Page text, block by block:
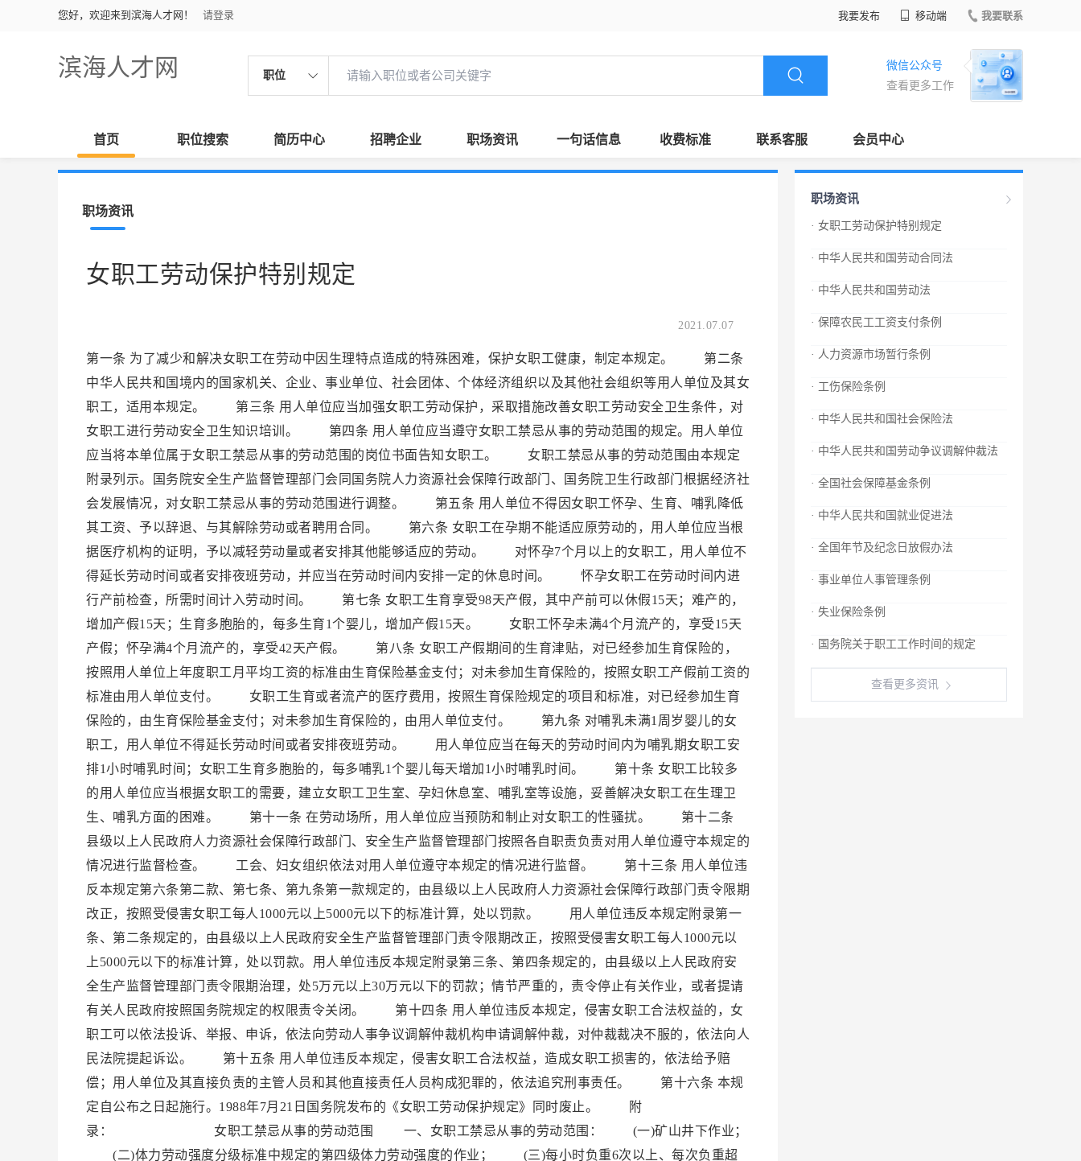
您好，欢迎来到滨海人才网！ 请登录 我要发布 移动端 我要联系
滨海人才网 职位
微信公众号
查看更多工作
首页 职位搜索 简历中心 招聘企业 职场资讯 一句话信息 收费标准 联系客服 会员中心
职场资讯
女职工劳动保护特别规定
2021.07.07
第一条 为了减少和解决女职工在劳动中因生理特点造成的特殊困难，保护女职工健康，制定本规定。 第二条
中华人民共和国境内的国家机关、企业、事业单位、社会团体、个体经济组织以及其他社会组织等用人单位及其女
职工，适用本规定。 第三条 用人单位应当加强女职工劳动保护，采取措施改善女职工劳动安全卫生条件，对
女职工进行劳动安全卫生知识培训。 第四条 用人单位应当遵守女职工禁忌从事的劳动范围的规定。用人单位
应当将本单位属于女职工禁忌从事的劳动范围的岗位书面告知女职工。 女职工禁忌从事的劳动范围由本规定
附录列示。国务院安全生产监督管理部门会同国务院人力资源社会保障行政部门、国务院卫生行政部门根据经济社
会发展情况，对女职工禁忌从事的劳动范围进行调整。 第五条 用人单位不得因女职工怀孕、生育、哺乳降低
其工资、予以辞退、与其解除劳动或者聘用合同。 第六条 女职工在孕期不能适应原劳动的，用人单位应当根
据医疗机构的证明，予以减轻劳动量或者安排其他能够适应的劳动。 对怀孕7个月以上的女职工，用人单位不
得延长劳动时间或者安排夜班劳动，并应当在劳动时间内安排一定的休息时间。 怀孕女职工在劳动时间内进
行产前检查，所需时间计入劳动时间。 第七条 女职工生育享受98天产假，其中产前可以休假15天；难产的，
增加产假15天；生育多胞胎的，每多生育1个婴儿，增加产假15天。 女职工怀孕未满4个月流产的，享受15天
产假；怀孕满4个月流产的，享受42天产假。 第八条 女职工产假期间的生育津贴，对已经参加生育保险的，
按照用人单位上年度职工月平均工资的标准由生育保险基金支付；对未参加生育保险的，按照女职工产假前工资的
标准由用人单位支付。 女职工生育或者流产的医疗费用，按照生育保险规定的项目和标准，对已经参加生育
保险的，由生育保险基金支付；对未参加生育保险的，由用人单位支付。 第九条 对哺乳未满1周岁婴儿的女
职工，用人单位不得延长劳动时间或者安排夜班劳动。 用人单位应当在每天的劳动时间内为哺乳期女职工安
排1小时哺乳时间；女职工生育多胞胎的，每多哺乳1个婴儿每天增加1小时哺乳时间。 第十条 女职工比较多
的用人单位应当根据女职工的需要，建立女职工卫生室、孕妇休息室、哺乳室等设施，妥善解决女职工在生理卫
生、哺乳方面的困难。 第十一条 在劳动场所，用人单位应当预防和制止对女职工的性骚扰。 第十二条
县级以上人民政府人力资源社会保障行政部门、安全生产监督管理部门按照各自职责负责对用人单位遵守本规定的
情况进行监督检查。 工会、妇女组织依法对用人单位遵守本规定的情况进行监督。 第十三条 用人单位违
反本规定第六条第二款、第七条、第九条第一款规定的，由县级以上人民政府人力资源社会保障行政部门责令限期
改正，按照受侵害女职工每人1000元以上5000元以下的标准计算，处以罚款。 用人单位违反本规定附录第一
条、第二条规定的，由县级以上人民政府安全生产监督管理部门责令限期改正，按照受侵害女职工每人1000元以
上5000元以下的标准计算，处以罚款。用人单位违反本规定附录第三条、第四条规定的，由县级以上人民政府安
全生产监督管理部门责令限期治理，处5万元以上30万元以下的罚款；情节严重的，责令停止有关作业，或者提请
有关人民政府按照国务院规定的权限责令关闭。 第十四条 用人单位违反本规定，侵害女职工合法权益的，女
职工可以依法投诉、举报、申诉，依法向劳动人事争议调解仲裁机构申请调解仲裁，对仲裁裁决不服的，依法向人
民法院提起诉讼。 第十五条 用人单位违反本规定，侵害女职工合法权益，造成女职工损害的，依法给予赔
偿；用人单位及其直接负责的主管人员和其他直接责任人员构成犯罪的，依法追究刑事责任。 第十六条 本规
定自公布之日起施行。1988年7月21日国务院发布的《女职工劳动保护规定》同时废止。 附
录： 女职工禁忌从事的劳动范围 一、女职工禁忌从事的劳动范围： (一)矿山井下作业；
(二)体力劳动强度分级标准中规定的第四级体力劳动强度的作业； (三)每小时负重6次以上、每次负重超
职场资讯
· 女职工劳动保护特别规定
· 中华人民共和国劳动合同法
· 中华人民共和国劳动法
· 保障农民工工资支付条例
· 人力资源市场暂行条例
· 工伤保险条例
· 中华人民共和国社会保险法
· 中华人民共和国劳动争议调解仲裁法
· 全国社会保障基金条例
· 中华人民共和国就业促进法
· 全国年节及纪念日放假办法
· 事业单位人事管理条例
· 失业保险条例
· 国务院关于职工工作时间的规定
查看更多资讯